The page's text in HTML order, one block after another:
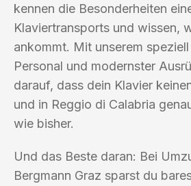
kennen die Besonderheiten
Klaviertransports und wissen,
ankommt. Mit unserem
Personal und modernster
darauf, dass dein Klavier
und in Reggio di Calabria
wie bisher.
Und das Beste daran: Bei
Bergmann Graz sparst du